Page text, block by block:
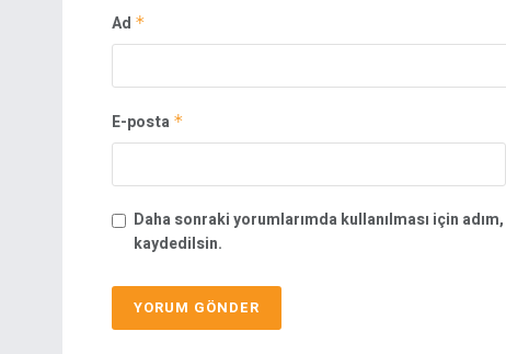
Ad *
E-posta *
Daha sonraki yorumlarımda kullanılması için
kaydedilsin.